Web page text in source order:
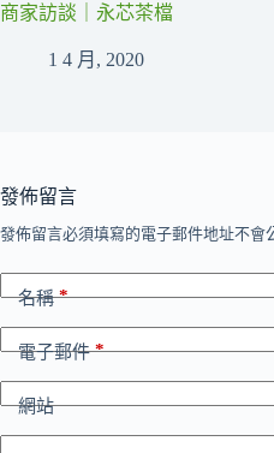
商家訪談｜永芯茶檔
1 4 月, 2020
發佈留言
發佈留言必須填寫的電子郵件地址不會
名稱*
電子郵件*
網站